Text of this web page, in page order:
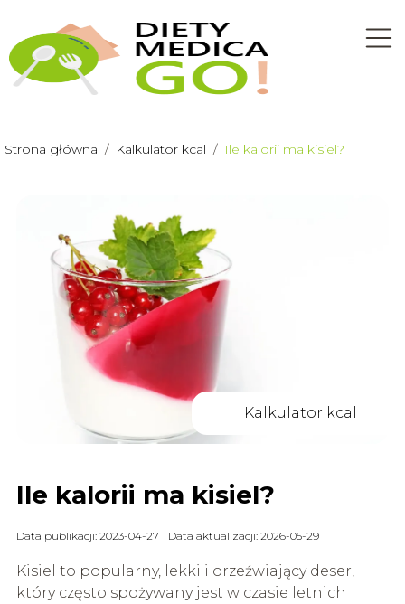
Strona główna / Kalkulator kcal / Ile kalorii ma kisiel?
Kalkulator kcal
Ile kalorii ma kisiel?
Data publikacji: 2023-04-27 Data aktualizacji: 2026-05-29
Kisiel to popularny, lekki i orzeźwiający deser,
który często spożywany jest w czasie letnich